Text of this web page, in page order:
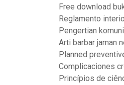
Free download
Reglamento
Pengertian
Arti barbar jaman
Planned
Complicaciones
Princípios de